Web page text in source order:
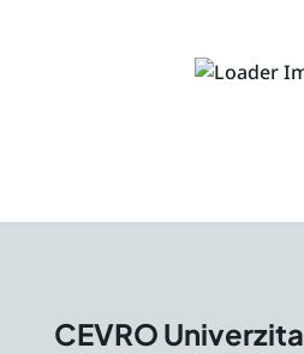
CEVRO Univerzita